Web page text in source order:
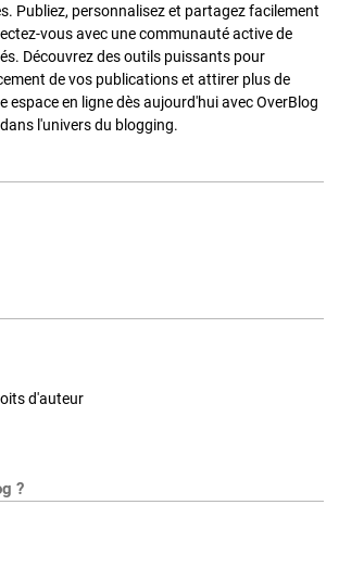
Publiez, personnalisez et partagez facilement
vous avec une communauté active de
Découvrez des outils puissants pour
de vos publications et attirer plus de
espace en ligne dès aujourd'hui avec OverBlog
l'univers du blogging.
d'auteur
?